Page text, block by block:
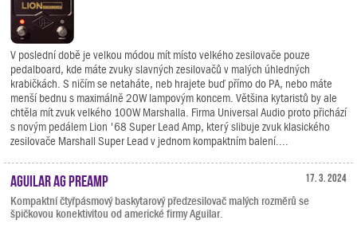
V poslední době je velkou módou mít místo velkého zesilovače pouze
pedalboard, kde máte zvuky slavných zesilovačů v malých úhledných
krabičkách. S ničím se netaháte, neb hrajete buď přímo do PA, nebo máte
menší bednu s maximálně 20W lampovým koncem. Většina kytaristů by ale
chtěla mít zvuk velkého 100W Marshalla. Firma Universal Audio proto přichází
s novým pedálem Lion '68 Super Lead Amp, který slibuje zvuk klasického
zesilovače Marshall Super Lead v jednom kompaktním balení....
17. 3. 2024
Aguilar AG Preamp
Kompaktní čtyřpásmový baskytarový předzesilovač malých rozměrů se
špičkovou konektivitou od americké firmy Aguilar.